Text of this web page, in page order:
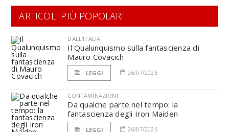
ARTICOLI PIÙ POPOLARI
DALL'ITALIA
Il Qualunquismo sulla fantascienza di
Mauro Covacich
LEGGI 26/07/2026
CONTAMINAZIONI
Da qualche parte nel tempo: la
fantascienza degli Iron Maiden
LEGGI 26/07/2026